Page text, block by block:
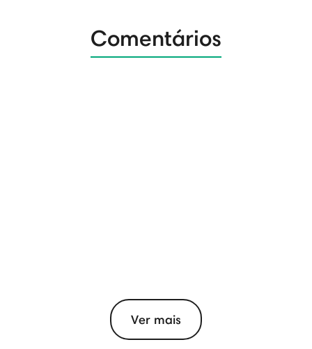
Comentários
Ver mais